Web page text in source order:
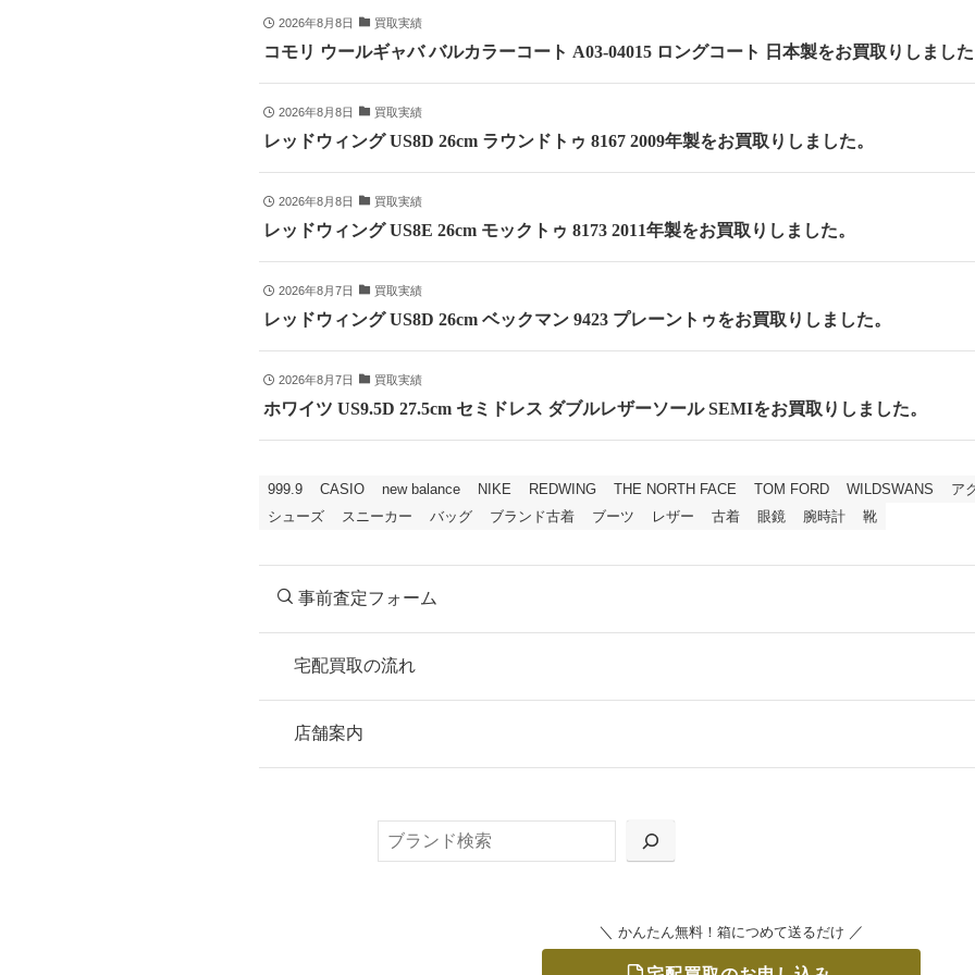
2026年8月8日 買取実績
コモリ ウールギャバ バルカラーコート A03-04015 ロングコート 日本製をお買取りしまし
2026年8月8日 買取実績
レッドウィング US8D 26cm ラウンドトゥ 8167 2009年製をお買取りしました。
2026年8月8日 買取実績
レッドウィング US8E 26cm モックトゥ 8173 2011年製をお買取りしました。
2026年8月7日 買取実績
レッドウィング US8D 26cm ベックマン 9423 プレーントゥをお買取りしました。
2026年8月7日 買取実績
ホワイツ US9.5D 27.5cm セミドレス ダブルレザーソール SEMIをお買取りしました。
999.9 CASIO new balance NIKE REDWING THE NORTH FACE TOM FORD WILDSWANS
ア
シューズ
スニーカー バッグ ブランド古着 ブーツ レザー 古着 眼鏡 腕時計 靴
事前査定フォーム
宅配買取の流れ
お申込み
または梱包材不要の「集荷申込」からお選びいただけます。
店舗案内
＼ かんたん無料！箱につめて送るだけ ／